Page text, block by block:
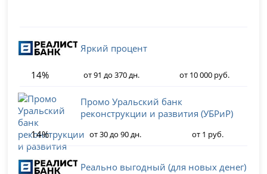
Яркий процент
14% от 91 до 370 дн. от 10 000 руб.
Промо Уральский банк
реконструкции и развития (УБРиР)
14%
от 30 до 90 дн. от 1 руб.
Реально выгодный (для новых денег)